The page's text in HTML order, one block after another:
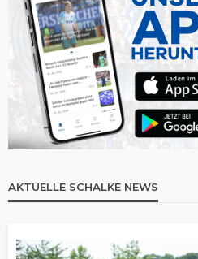
AKTUELLE SCHALKE NEWS